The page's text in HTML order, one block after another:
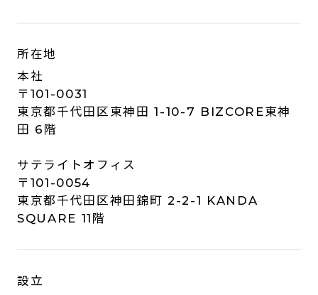
所在地
本社
〒101-0031
東京都千代田区東神田 1-10-7 BIZCORE東神
田 6階
サテライトオフィス
〒101-0054
東京都千代田区神田錦町 2-2-1 KANDA
SQUARE 11階
設立